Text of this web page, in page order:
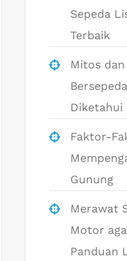
Sepeda
Terbaik
Mitos
Diketahui
Faktor-
Gunung
Merawat
Motor
Panduan